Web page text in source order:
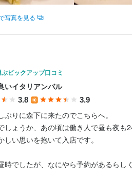
写真を見る
ピックアップ口コミ
いイタリアンバル
3.8 3.9
ぶりに森下に来たのでこちらへ。
しょうか、あの頃は働き人で昼も夜も
しい思いを抱いて入店です。
時でしたが、なにやら予約があるら
正社員 ホールスタッフ
バイト ホールスタッフ
バイト ピザ職人